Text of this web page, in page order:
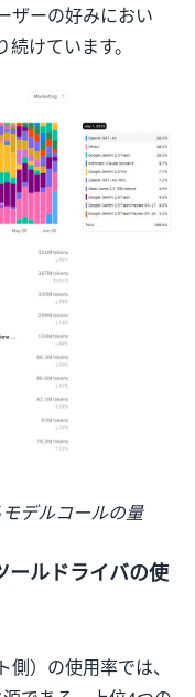
ザーの好みにおい
けています。
デルコールの量
ールドライバの使
）の使用率では、